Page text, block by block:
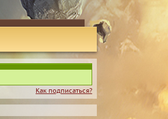
Как подписаться?